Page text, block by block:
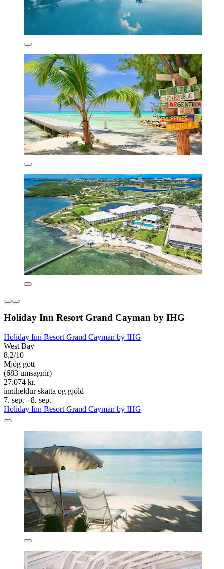
Holiday Inn Resort Grand Cayman by IHG
Holiday Inn Resort Grand Cayman by IHG
West Bay
8,2/10
Mjög gott
(683 umsagnir)
27.074 kr.
inniheldur skatta og gjöld
7. sep. - 8. sep.
Holiday Inn Resort Grand Cayman by IHG